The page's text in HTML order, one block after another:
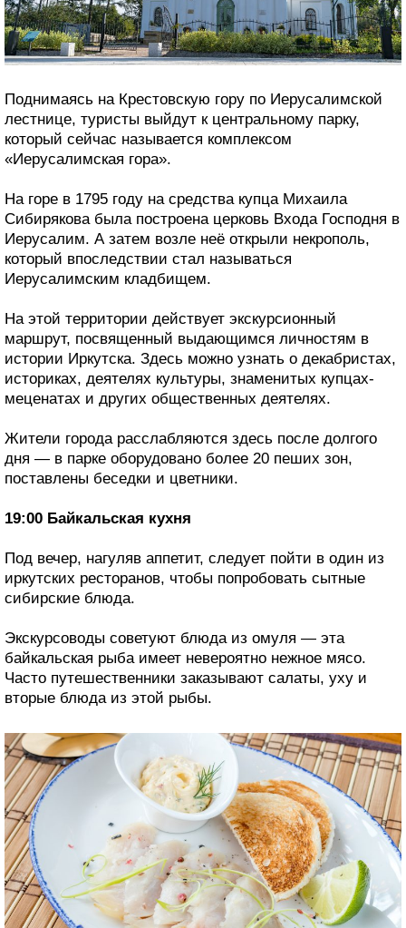
Поднимаясь на Крестовскую гору по Иерусалимской
лестнице, туристы выйдут к центральному парку,
который сейчас называется комплексом
«Иерусалимская гора».
На горе в 1795 году на средства купца Михаила
Сибирякова была построена церковь Входа Господня в
Иерусалим. А затем возле неё открыли некрополь,
который впоследствии стал называться
Иерусалимским кладбищем.
На этой территории действует экскурсионный
маршрут, посвященный выдающимся личностям в
истории Иркутска. Здесь можно узнать о декабристах,
историках, деятелях культуры, знаменитых купцах-
меценатах и других общественных деятелях.
Жители города расслабляются здесь после долгого
дня — в парке оборудовано более 20 пеших зон,
поставлены беседки и цветники.
19:00 Байкальская кухня
Под вечер, нагуляв аппетит, следует пойти в один из
иркутских ресторанов, чтобы попробовать сытные
сибирские блюда.
Экскурсоводы советуют блюда из омуля — эта
байкальская рыба имеет невероятно нежное мясо.
Часто путешественники заказывают салаты, уху и
вторые блюда из этой рыбы.